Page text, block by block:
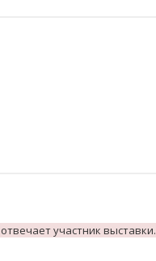
участник выставки.